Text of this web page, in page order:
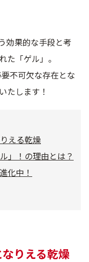
メ
効果的な手段と考
た「ゲル」。
不可欠な存在とな
たします！
える乾燥
」！の理由とは？
化中！
りえる乾燥